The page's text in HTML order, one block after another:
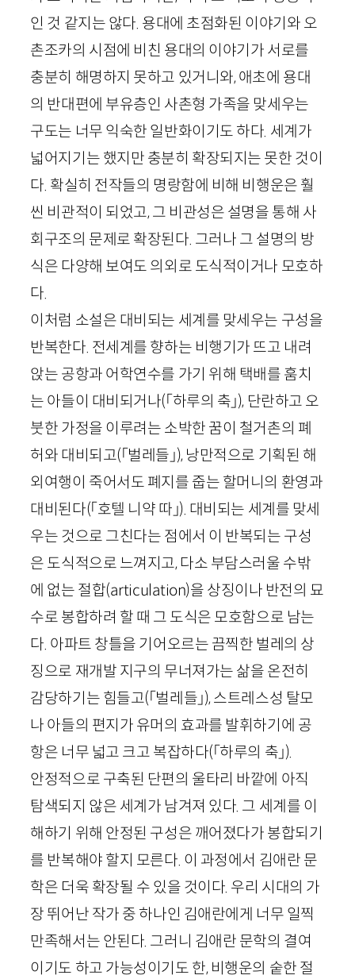
인 것 같지는 않다. 용대에 초점화된 이야기와 오
촌조카의 시점에 비친 용대의 이야기가 서로를
충분히 해명하지 못하고 있거니와, 애초에 용대
의 반대편에 부유층인 사촌형 가족을 맞세우는
구도는 너무 익숙한 일반화이기도 하다. 세계가
넓어지기는 했지만 충분히 확장되지는 못한 것이
다. 확실히 전작들의 명랑함에 비해 비행운은 훨
씬 비관적이 되었고, 그 비관성은 설명을 통해 사
회구조의 문제로 확장된다. 그러나 그 설명의 방
식은 다양해 보여도 의외로 도식적이거나 모호하
다.
이처럼 소설은 대비되는 세계를 맞세우는 구성을
반복한다. 전세계를 향하는 비행기가 뜨고 내려
앉는 공항과 어학연수를 가기 위해 택배를 훔치
는 아들이 대비되거나(「 하루의 축 」), 단란하고 오
붓한 가정을 이루려는 소박한 꿈이 철거촌의 폐
허와 대비되고(「 벌레들 」), 낭만적으로 기획된 해
외여행이 죽어서도 폐지를 줍는 할머니의 환영과
대비된다(「 호텔 니약 따 」). 대비되는 세계를 맞세
우는 것으로 그친다는 점에서 이 반복되는 구성
은 도식적으로 느껴지고, 다소 부담스러울 수밖
에 없는 절합(articulation)을 상징이나 반전의 묘
수로 봉합하려 할 때 그 도식은 모호함으로 남는
다. 아파트 창틀을 기어오르는 끔찍한 벌레의 상
징으로 재개발 지구의 무너져가는 삶을 온전히
감당하기는 힘들고(「벌레들」), 스트레스성 탈모
나 아들의 편지가 유머의 효과를 발휘하기에 공
항은 너무 넓고 크고 복잡하다(「 하루의 축 」).
안정적으로 구축된 단편의 울타리 바깥에 아직
탐색되지 않은 세계가 남겨져 있다. 그 세계를 이
해하기 위해 안정된 구성은 깨어졌다가 봉합되기
를 반복해야 할지 모른다. 이 과정에서 김애란 문
학은 더욱 확장될 수 있을 것이다. 우리 시대의 가
장 뛰어난 작가 중 하나인 김애란에게 너무 일찍
만족해서는 안된다. 그러니 김애란 문학의 결여
이기도 하고 가능성이기도 한, 비행운의 숱한 절